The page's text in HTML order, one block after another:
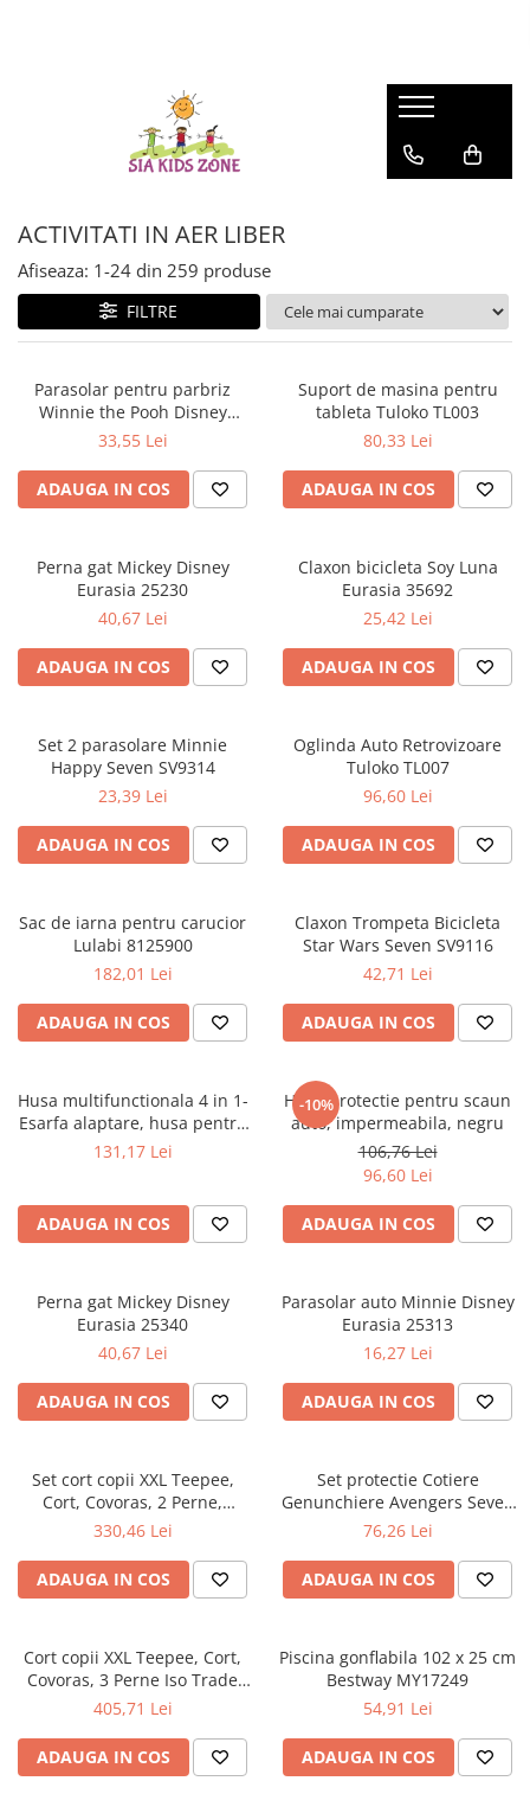
Ghiozdane scoala
Ghiozdane troler pentru scoala
Instrumente de scris si desenat
HUNTRIX K-POP
Accesorii Beauty
Prosop de baie
Patururi Baieti
Accesorii pentru petrecere
Umbrele
ACTIVITATI IN AER LIBER
Afiseaza: 1-24 din 259 produse
FILTRE
Parasolar pentru parbriz
Winnie the Pooh Disney
Eurasia 26022
33,55 Lei
ADAUGA IN COS
Suport de masina pentru
tableta Tuloko TL003
80,33 Lei
ADAUGA IN COS
Perna gat Mickey Disney
Eurasia 25230
40,67 Lei
ADAUGA IN COS
Claxon bicicleta Soy Luna
Eurasia 35692
25,42 Lei
ADAUGA IN COS
Set 2 parasolare Minnie
Happy Seven SV9314
23,39 Lei
ADAUGA IN COS
Oglinda Auto Retrovizoare
Tuloko TL007
96,60 Lei
ADAUGA IN COS
Sac de iarna pentru carucior
Lulabi 8125900
182,01 Lei
ADAUGA IN COS
Claxon Trompeta Bicicleta
Star Wars Seven SV9116
42,71 Lei
ADAUGA IN COS
Husa multifunctionala 4 in 1-
Esarfa alaptare, husa pentru
cosulet auto, cos cumparaturi
131,17 Lei
ADAUGA IN COS
-10%
Husa protectie pentru scaun
auto, impermeabila, negru
106,76 Lei
96,60 Lei
ADAUGA IN COS
Perna gat Mickey Disney
Eurasia 25340
40,67 Lei
ADAUGA IN COS
Parasolar auto Minnie Disney
Eurasia 25313
16,27 Lei
ADAUGA IN COS
Set cort copii XXL Teepee,
Cort, Covoras, 2 Perne,
Ghirlanda si Geanta
330,46 Lei
ADAUGA IN COS
Set protectie Cotiere
Genunchiere Avengers Seven
SV9062
76,26 Lei
ADAUGA IN COS
Cort copii XXL Teepee, Cort,
Covoras, 3 Perne Iso Trade
MY17243
405,71 Lei
ADAUGA IN COS
Piscina gonflabila 102 x 25 cm
Bestway MY17249
54,91 Lei
ADAUGA IN COS